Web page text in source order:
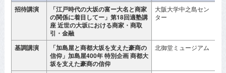
招待講演
「江戸時代の大坂の富ー大名と商家
の関係に着目してー」第18回適塾講
座 近世の大坂における商家・商取
引・金融
大阪大学中之島セン
ター
基調講演
「加島屋と商都大坂を支えた豪商の
信仰」加島屋400年 特別企画 商都大
坂を支えた豪商の信仰
北御堂ミュージアム